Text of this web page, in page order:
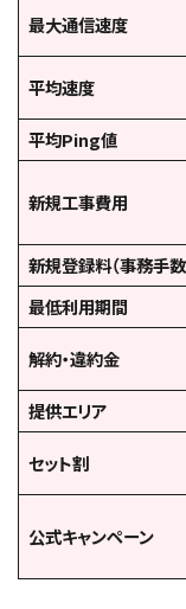
最大通信速度
平均速度
平均Ping値
新規工事費用
新規登録料（事務手数
最低利用期間
解約・違約金
提供エリア
セット割
公式キャンペーン